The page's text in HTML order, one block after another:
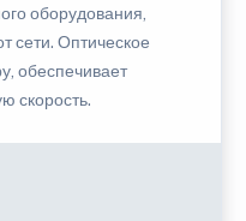
оборудования,
сети. Оптическое
обеспечивает
скорость.